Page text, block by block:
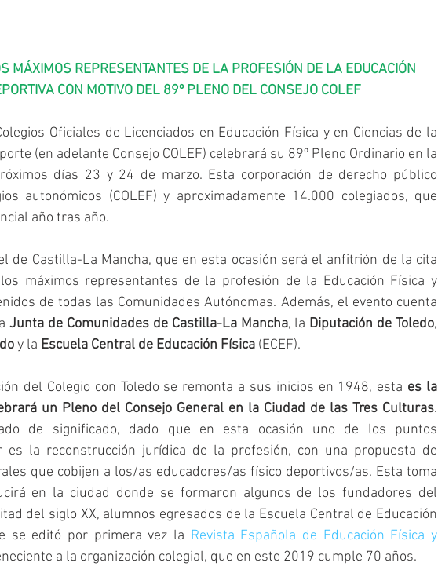
MÁXIMOS REPRESENTANTES DE LA PROFESIÓN DE LA EDUCACIÓN
CON MOTIVO DEL 89º PLENO DEL CONSEJO COLEF
Oficiales de Licenciados en Educación Física y en Ciencias de la
(en adelante Consejo COLEF) celebrará su 89º Pleno Ordinario en la
días 23 y 24 de marzo. Esta corporación de derecho público
autonómicos (COLEF) y aproximadamente 14.000 colegiados, que
año tras año.
de Castilla-La Mancha, que en esta ocasión será el anfitrión de la cita
máximos representantes de la profesión de la Educación Física y
de todas las Comunidades Autónomas. Además, el evento cuenta
Junta de Comunidades de Castilla-La Mancha, la Diputación de Toledo,
y la Escuela Central de Educación Física (ECEF).
del Colegio con Toledo se remonta a sus inicios en 1948, esta es la
un Pleno del Consejo General en la Ciudad de las Tres Culturas.
de significado, dado que en esta ocasión uno de los puntos
es la reconstrucción jurídica de la profesión, con una propuesta de
que cobijen a los/as educadores/as físico deportivos/as. Esta toma
en la ciudad donde se formaron algunos de los fundadores del
del siglo XX, alumnos egresados de la Escuela Central de Educación
se editó por primera vez la Revista Española de Educación Física y
a la organización colegial, que en este 2019 cumple 70 años.